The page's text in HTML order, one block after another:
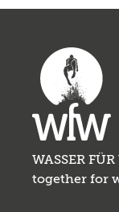
WASSER
together for